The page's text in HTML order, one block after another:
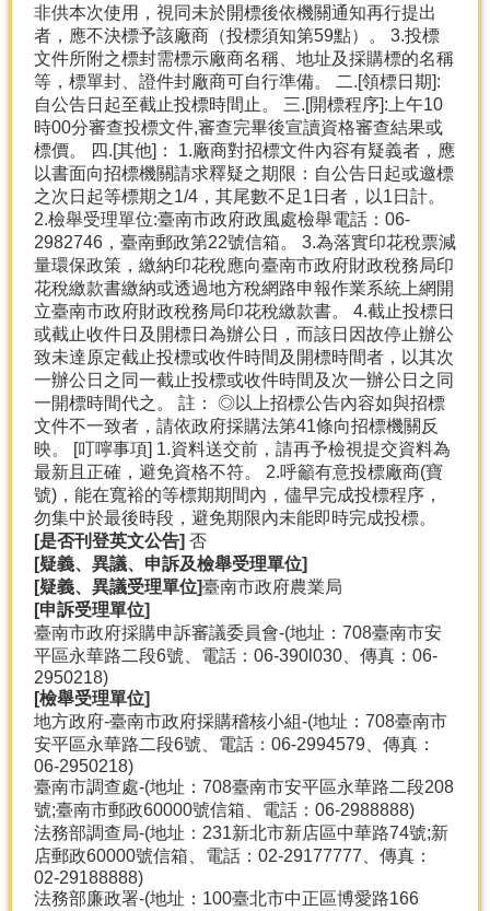
非供本次使用，視同未於開標後依機關通知再行提出
者，應不決標予該廠商（投標須知第59點）。 3.投標
文件所附之標封需標示廠商名稱、地址及採購標的名稱
等，標單封、證件封廠商可自行準備。 二.[領標日期]:
自公告日起至截止投標時間止。 三.[開標程序]:上午10
時00分審查投標文件,審查完畢後宣讀資格審查結果或
標價。 四.[其他]： 1.廠商對招標文件內容有疑義者，應
以書面向招標機關請求釋疑之期限：自公告日起或邀標
之次日起等標期之1/4，其尾數不足1日者，以1日計。
2.檢舉受理單位:臺南市政府政風處檢舉電話：06-
2982746，臺南郵政第22號信箱。 3.為落實印花稅票減
量環保政策，繳納印花稅應向臺南市政府財政稅務局印
花稅繳款書繳納或透過地方稅網路申報作業系統上網開
立臺南市政府財政稅務局印花稅繳款書。 4.截止投標日
或截止收件日及開標日為辦公日，而該日因故停止辦公
致未達原定截止投標或收件時間及開標時間者，以其次
一辦公日之同一截止投標或收件時間及次一辦公日之同
一開標時間代之。 註： ◎以上招標公告內容如與招標
文件不一致者，請依政府採購法第41條向招標機關反
映。 [叮嚀事項] 1.資料送交前，請再予檢視提交資料為
最新且正確，避免資格不符。 2.呼籲有意投標廠商(寶
號)，能在寬裕的等標期期間內，儘早完成投標程序，
勿集中於最後時段，避免期限內未能即時完成投標。
[是否刊登英文公告] 否
[疑義、異議、申訴及檢舉受理單位]
[疑義、異議受理單位]臺南市政府農業局
[申訴受理單位]
臺南市政府採購申訴審議委員會-(地址：708臺南市安
平區永華路二段6號、電話：06-390l030、傳真：06-
2950218)
[檢舉受理單位]
地方政府-臺南市政府採購稽核小組-(地址：708臺南市
安平區永華路二段6號、電話：06-2994579、傳真：
06-2950218)
臺南市調查處-(地址：708臺南市安平區永華路二段208
號;臺南市郵政60000號信箱、電話：06-2988888)
法務部調查局-(地址：231新北市新店區中華路74號;新
店郵政60000號信箱、電話：02-29177777、傳真：
02-29188888)
法務部廉政署-(地址：100臺北市中正區博愛路166